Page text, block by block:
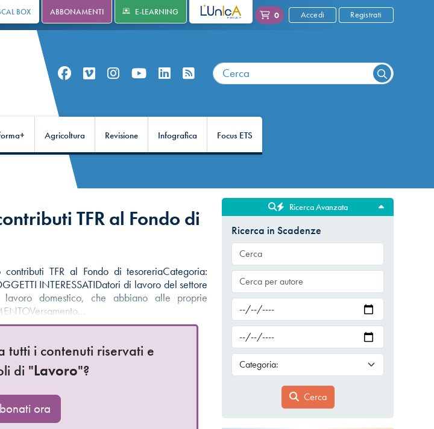
BOX ABBONAMENTI E-LEARNING L'UNICA 0 Accedi Registrati
Agricoltura Revisione Infografica Focus ETS
TFR al Fondo di
TFR al Fondo di tesoreriaCategoria:
INTERESSATIDatori di lavoro del settore
domestico, che abbiano alle proprie
tutti i contenuti riservati e
di "Lavoro"?
ora
Ricerca Avanzata
Ricerca in Scadenze
Cerca